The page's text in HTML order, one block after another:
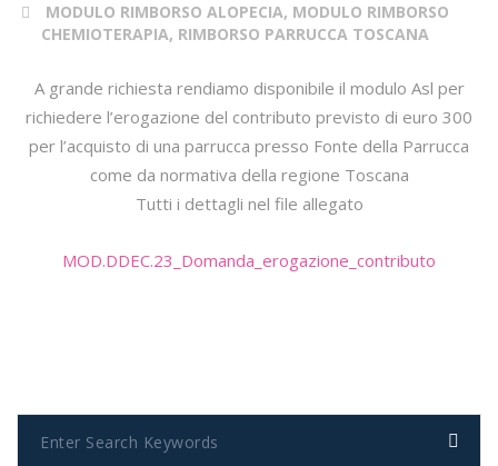
MODULO RIMBORSO ALOPECIA, MODULO RIMBORSO
CHEMIOTERAPIA, RIMBORSO PARRUCCA TOSCANA
A grande richiesta rendiamo disponibile il modulo Asl per
richiedere l’erogazione del contributo previsto di euro 300
per l’acquisto di una parrucca presso Fonte della Parrucca
come da normativa della regione Toscana
Tutti i dettagli nel file allegato
MOD.DDEC.23_Domanda_erogazione_contributo